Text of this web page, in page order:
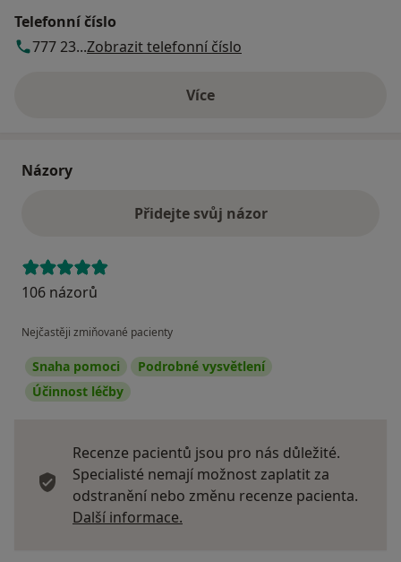
Telefonní číslo
777 23...Zobrazit telefonní číslo
Víceo adrese
Názory
Přidejte svůj názor
106 názorů
Nejčastěji zmiňované pacienty
Snaha pomoci
Podrobné vysvětlení
Účinnost léčby
Recenze pacientů jsou pro nás důležité.
Specialisté nemají možnost zaplatit za
odstranění nebo změnu recenze pacienta.
Další informace.